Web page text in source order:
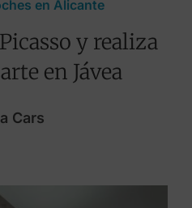
en Alicante
y realiza
en Jávea
Cars